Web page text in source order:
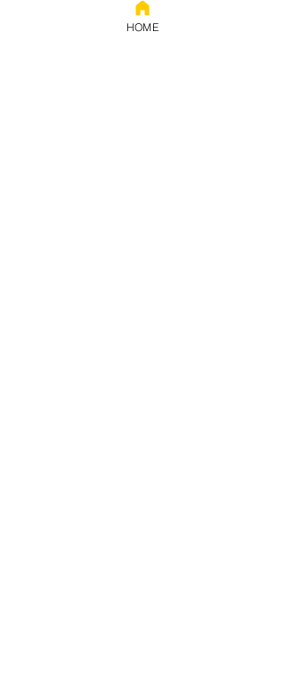
Em caso de conflitos de
HOME